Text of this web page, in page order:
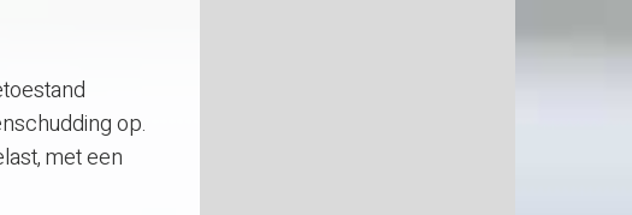
op.
met een